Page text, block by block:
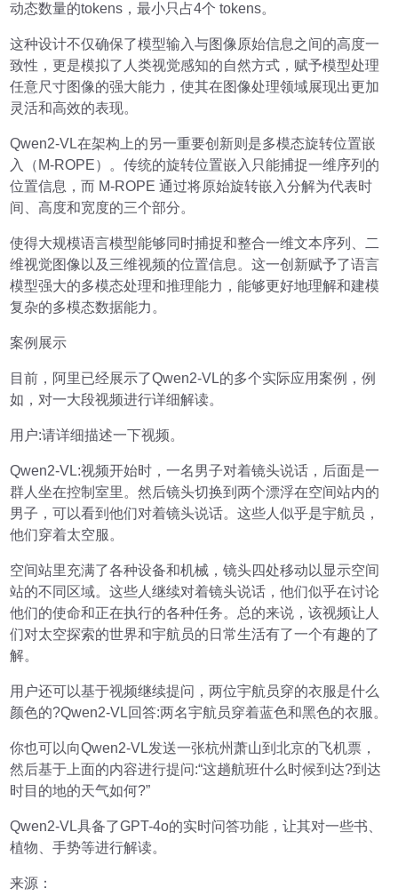
动态数量的tokens，最小只占4个 tokens。
这种设计不仅确保了模型输入与图像原始信息之间的高度一
致性，更是模拟了人类视觉感知的自然方式，赋予模型处理
任意尺寸图像的强大能力，使其在图像处理领域展现出更加
灵活和高效的表现。
Qwen2-VL在架构上的另一重要创新则是多模态旋转位置嵌
入（M-ROPE）。传统的旋转位置嵌入只能捕捉一维序列的
位置信息，而 M-ROPE 通过将原始旋转嵌入分解为代表时
间、高度和宽度的三个部分。
使得大规模语言模型能够同时捕捉和整合一维文本序列、二
维视觉图像以及三维视频的位置信息。这一创新赋予了语言
模型强大的多模态处理和推理能力，能够更好地理解和建模
复杂的多模态数据能力。
案例展示
目前，阿里已经展示了Qwen2-VL的多个实际应用案例，例
如，对一大段视频进行详细解读。
用户:请详细描述一下视频。
Qwen2-VL:视频开始时，一名男子对着镜头说话，后面是一
群人坐在控制室里。然后镜头切换到两个漂浮在空间站内的
男子，可以看到他们对着镜头说话。这些人似乎是宇航员，
他们穿着太空服。
空间站里充满了各种设备和机械，镜头四处移动以显示空间
站的不同区域。这些人继续对着镜头说话，他们似乎在讨论
他们的使命和正在执行的各种任务。总的来说，该视频让人
们对太空探索的世界和宇航员的日常生活有了一个有趣的了
解。
用户还可以基于视频继续提问，两位宇航员穿的衣服是什么
颜色的?Qwen2-VL回答:两名宇航员穿着蓝色和黑色的衣服。
你也可以向Qwen2-VL发送一张杭州萧山到北京的飞机票，
然后基于上面的内容进行提问:“这趟航班什么时候到达?到达
时目的地的天气如何?”
Qwen2-VL具备了GPT-4o的实时问答功能，让其对一些书、
植物、手势等进行解读。
来源：